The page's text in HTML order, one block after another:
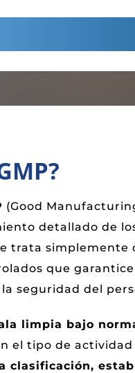
(Good
detallado de
trata simplemente
que
seguridad del
limpia bajo
el tipo de actividad
clasificación,